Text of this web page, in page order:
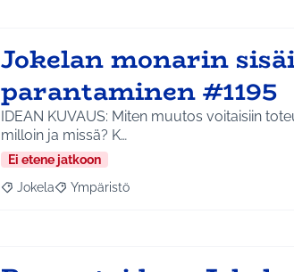
Jokelan monarin
parantaminen #1195
IDEAN KUVAUS: Miten muutos voitaisiin
milloin ja missä? K…
Ei etene jatkoon
Rajaa tulokset aihepiirin mukaan: Jokela
Jokela Rajaa tulokset teeman mukaan:
Ympäristö